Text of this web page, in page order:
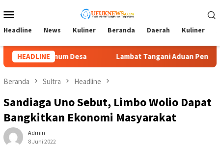
ke
kontenMobile
Headline News Kuliner Beranda Daerah Kuliner
HEADLINE
Tangani Aduan Penyerobotan Tanah, Tim Kuasa Hukum La
Beranda Sultra Headline
Sandiaga Uno Sebut, Limbo Wolio Dapat
Bangkitkan Ekonomi Masyarakat
Admin
8 Juni 2022